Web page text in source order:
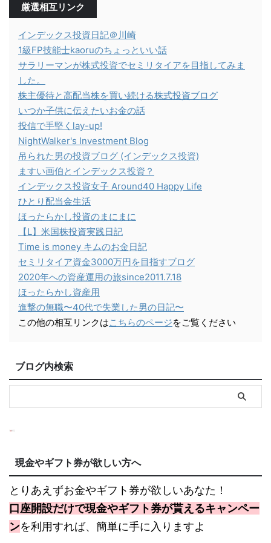
厳選相互リンク
インデックス投資日記＠川崎
1級FP技能士kaoruのちょっといい話
サラリーマンが株式投資でセミリタイアを目指してみま
した。
株主優待と高配当株を買い続ける株式投資ブログ
いつか子供に伝えたいお金の話
投信で手堅くlay-up!
NightWalker's Investment Blog
吊られた男の投資ブログ (インデックス投資)
ますい画伯とインデックス投資？
インデックス投資女子 Around40 Happy Life
ひとり配当金生活
ほったらかし投資のまにまに
【L】米国株投資実践日記
Time is money キムのお金日記
セミリタイア資金3000万円を目指すブログ
2020年への資産運用の旅since2011.7.18
ほったらかし資産用
進撃の無職〜40代で失業した男の日記〜
この他の相互リンクはこちらのページをご覧ください
ブログ内検索
現金やギフト券が欲しい方へ
とりあえずお金やギフト券が欲しいあなた！
口座開設だけで現金やギフト券が貰えるキャンペー
ンを利用すれば、簡単に手に入りますよ